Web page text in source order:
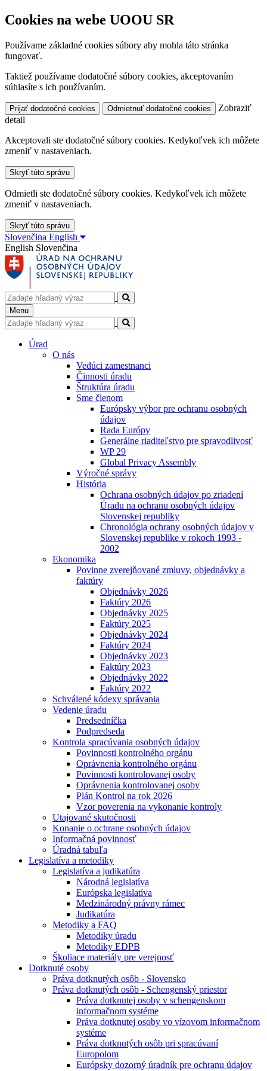
Cookies na webe UOOU SR
Používame základné cookies súbory aby mohla táto stránka
fungovať.
Taktiež používame dodatočné súbory cookies, akceptovaním
súhlasíte s ich používaním.
Prijať dodatočné cookies Odmietnuť dodatočné cookies
Zobraziť
detail
Akceptovali ste dodatočné súbory cookies. Kedykoľvek ich môžete
zmeniť v nastaveniach.
Skryť túto správu
Odmietli ste dodatočné súbory cookies. Kedykoľvek ich môžete
zmeniť v nastaveniach.
Skryť túto správu
Slovenčina English
English Slovenčina
Menu
Úrad
O nás
Vedúci zamestnanci
Činnosti úradu
Štruktúra úradu
Sme členom
Európsky výbor pre ochranu osobných
údajov
Rada Európy
Generálne riaditeľstvo pre spravodlivosť
WP 29
Global Privacy Assembly
Výročné správy
História
Ochrana osobných údajov po zriadení
Úradu na ochranu osobných údajov
Slovenskej republiky
Chronológia ochrany osobných údajov v
Slovenskej republike v rokoch 1993 -
2002
Ekonomika
Povinne zverejňované zmluvy, objednávky a
faktúry
Objednávky 2026
Faktúry 2026
Objednávky 2025
Faktúry 2025
Objednávky 2024
Faktúry 2024
Objednávky 2023
Faktúry 2023
Objednávky 2022
Faktúry 2022
Schválené kódexy správania
Vedenie úradu
Predsedníčka
Podpredseda
Kontrola spracúvania osobných údajov
Povinnosti kontrolného orgánu
Oprávnenia kontrolného orgánu
Povinnosti kontrolovanej osoby
Oprávnenia kontrolovanej osoby
Plán Kontrol na rok 2026
Vzor poverenia na vykonanie kontroly
Utajované skutočnosti
Konanie o ochrane osobných údajov
Informačná povinnosť
Úradná tabuľa
Legislatíva a metodiky
Legislatíva a judikatúra
Národná legislatíva
Európska legislatíva
Medzinárodný právny rámec
Judikatúra
Metodiky a FAQ
Metodiky úradu
Metodiky EDPB
Školiace materiály pre verejnosť
Dotknuté osoby
Práva dotknutých osôb - Slovensko
Práva dotknutých osôb - Schengenský priestor
Práva dotknutej osoby v schengenskom
informačnom systéme
Práva dotknutej osoby vo vízovom informačnom
systéme
Práva dotknutých osôb pri spracúvaní
Europolom
Európsky dozorný úradník pre ochranu údajov